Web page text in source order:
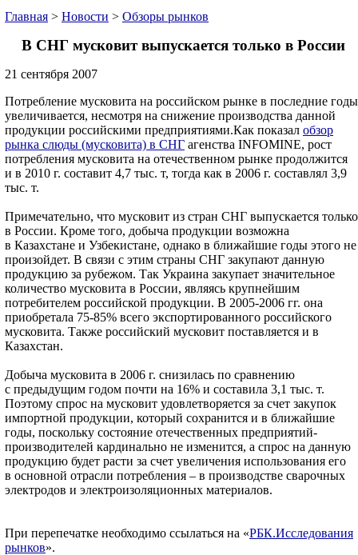
Главная > Новости > Обзоры рынков
В СНГ мусковит выпускается только в России
21 сентября 2007
Потребление мусковита на российском рынке в последние годы
увеличивается, несмотря на снижение производства данной
продукции российскими предприятиями.Как показал обзор
рынка слюды (мусковита) в СНГ агенства INFOMINE, рост
потребления мусковита на отечественном рынке продолжится
и в 2010 г. составит 4,7 тыс. т, тогда как в 2006 г. составлял 3,9
тыс. т.
Примечательно, что мусковит из стран СНГ выпускается только
в России. Кроме того, добыча продукции возможна
в Казахстане и Узбекистане, однако в ближайшие годы этого не
произойдет. В связи с этим страны СНГ закупают данную
продукцию за рубежом. Так Украина закупает значительное
количество мусковита в России, являясь крупнейшим
потребителем российской продукции. В 2005-2006 гг. она
приобретала 75-85% всего экспортированного российского
мусковита. Также российский мусковит поставляется и в
Казахстан.
Добыча мусковита в 2006 г. снизилась по сравнению
с предыдущим годом почти на 16% и составила 3,1 тыс. т.
Поэтому спрос на мусковит удовлетворяется за счет закупок
импортной продукции, который сохранится и в ближайшие
годы, поскольку состояние отечественных предприятий-
производителей кардинально не изменится, а спрос на данную
продукцию будет расти за счет увеличения использования его
в основной отрасли потребления – в производстве сварочных
электродов и электроизоляционных материалов.
При перепечатке необходимо ссылаться на «РБК.Исследования
рынков».